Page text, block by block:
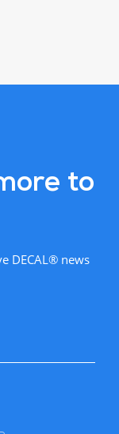
to
DECAL® news